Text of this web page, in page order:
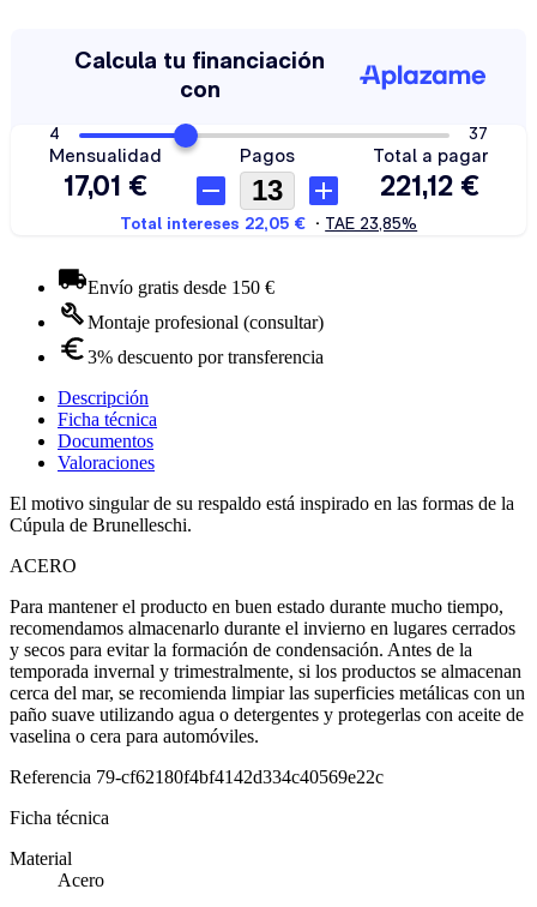
Envío gratis desde 150 €
Montaje profesional (consultar)
3% descuento por transferencia
Descripción
Ficha técnica
Documentos
Valoraciones
El motivo singular de su respaldo está inspirado en las formas de la
Cúpula de Brunelleschi.
ACERO
Para mantener el producto en buen estado durante mucho tiempo,
recomendamos almacenarlo durante el invierno en lugares cerrados
y secos para evitar la formación de condensación. Antes de la
temporada invernal y trimestralmente, si los productos se almacenan
cerca del mar, se recomienda limpiar las superficies metálicas con un
paño suave utilizando agua o detergentes y protegerlas con aceite de
vaselina o cera para automóviles.
Referencia 79-cf62180f4bf4142d334c40569e22c
Ficha técnica
Material
Acero